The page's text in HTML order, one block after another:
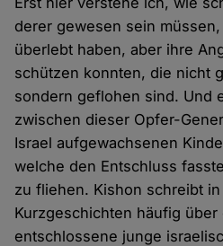
derer gewesen sein
überlebt haben, aber ihre
schützen konnten, die nicht
sondern geflohen sind. Und
zwischen dieser Opfer-
Israel aufgewachsenen
welche den Entschluss
zu fliehen. Kishon schreibt
Kurzgeschichten häufig über
entschlossene junge